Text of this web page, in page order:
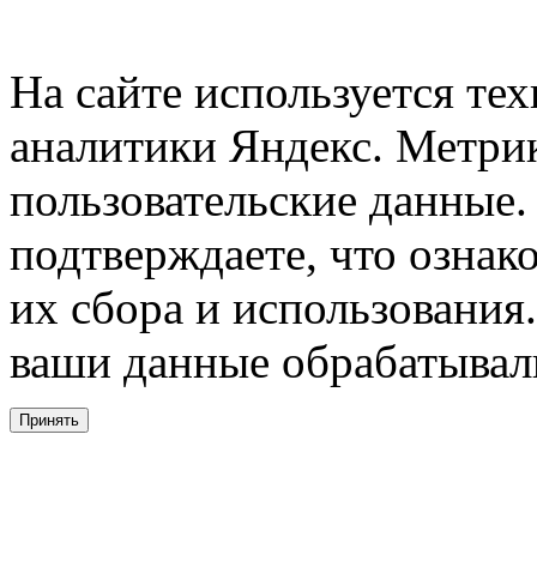
На сайте используется
аналитики Яндекс.
пользовательские
подтверждаете, что
их сбора и
ваши данные
Принять